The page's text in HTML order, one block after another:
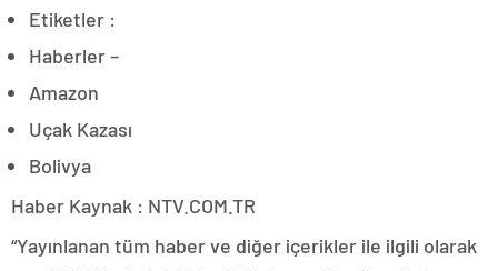
Etiketler :
Haberler –
Amazon
Uçak Kazası
Bolivya
Haber Kaynak : NTV.COM.TR
“Yayınlanan tüm haber ve diğer içerikler ile ilgili olarak